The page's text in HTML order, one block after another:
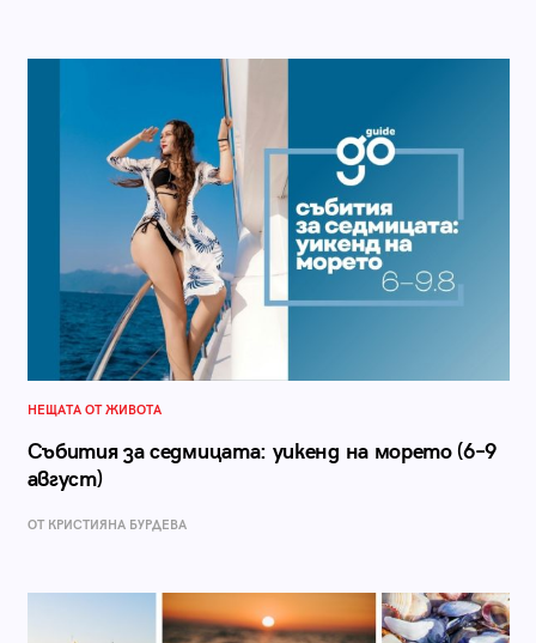
НЕЩАТА ОТ ЖИВОТА
Събития за седмицата: уикенд на морето (6–9
август)
ОТ КРИСТИЯНА БУРДЕВА